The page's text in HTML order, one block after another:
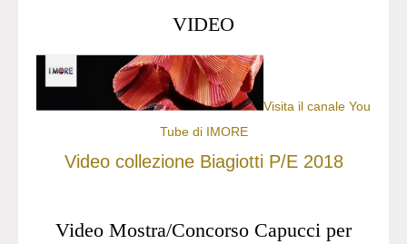
VIDEO
Visita il canale You
Tube di IMORE
Video collezione Biagiotti P/E 2018
Video Mostra/Concorso Capucci per